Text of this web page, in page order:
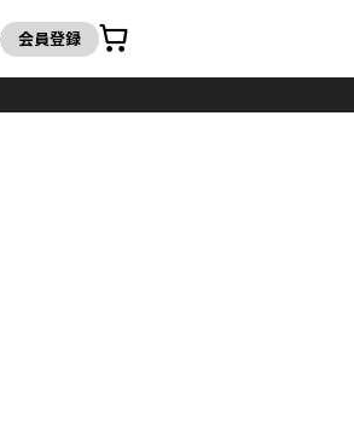
会員登録
カート